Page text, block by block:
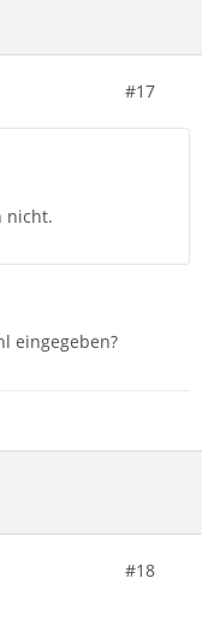
#17
nicht.
eingegeben?
#18